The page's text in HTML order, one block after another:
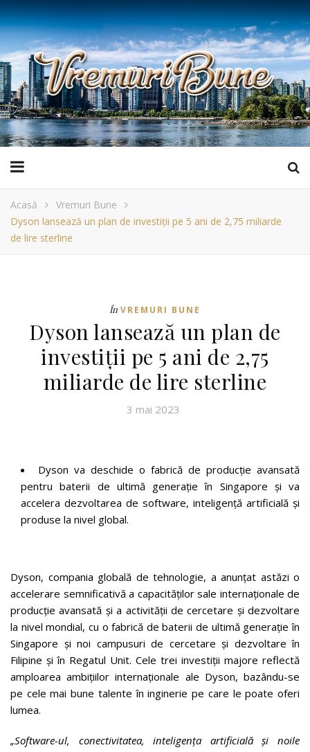
Acasă
Vremuri Bune
Dyson lansează un plan de investiții pe 5 ani de 2,75 miliarde
de lire sterline
În VREMURI BUNE
Dyson lansează un plan de
investiții pe 5 ani de 2,75
miliarde de lire sterline
3 mai 2023
Dyson va deschide o fabrică de producție avansată
pentru baterii de ultimă generație în Singapore și va
accelera dezvoltarea de software, inteligență artificială și
produse la nivel global.
Dyson, compania globală de tehnologie, a anunțat astăzi o
accelerare semnificativă a capacităților sale internaționale de
producție avansată și a activității de cercetare și dezvoltare
la nivel mondial, cu o fabrică de baterii de ultimă generație în
Singapore și noi campusuri de cercetare și dezvoltare în
Filipine și în Regatul Unit. Cele trei investiții majore reflectă
amploarea ambițiilor internaționale ale Dyson, bazându-se
pe cele mai bune talente în inginerie pe care le poate oferi
lumea.
„Software-ul, conectivitatea, inteligența artificială și noile